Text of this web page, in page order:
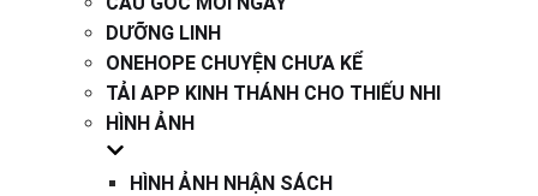
DƯỠNG LINH
ONEHOPE CHUYỆN CHƯA KỂ
TẢI APP KINH THÁNH CHO THIẾU NHI
HÌNH ẢNH
HÌNH ẢNH NHẬN SÁCH